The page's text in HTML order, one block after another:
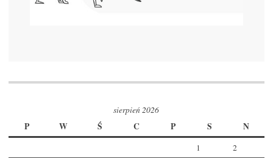
sierpień 2026
P W Ś C P S N
1
2